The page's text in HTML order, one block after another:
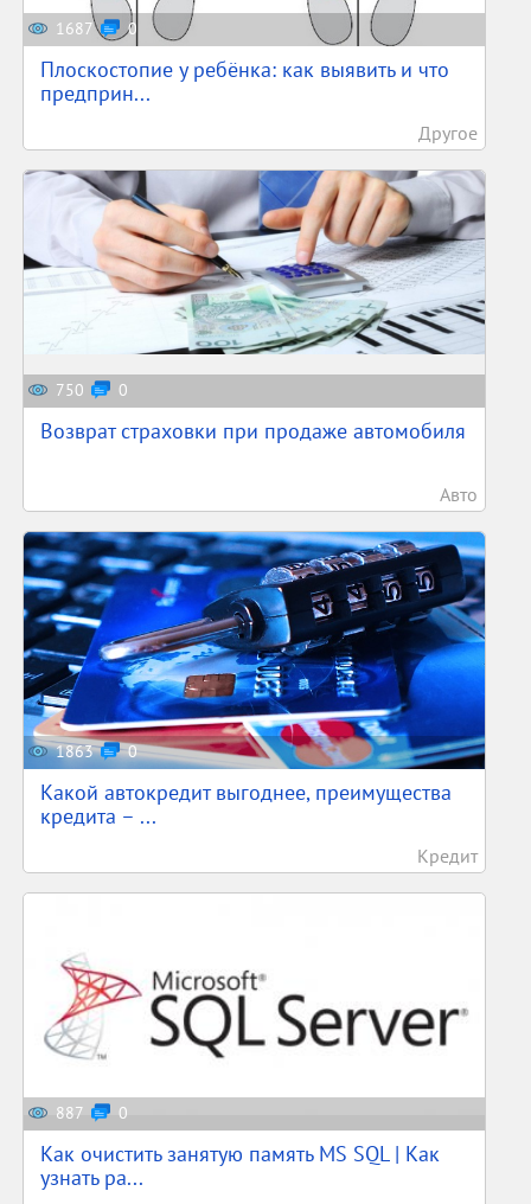
1687 0
Плоскостопие у ребёнка: как выявить и что
предприн...
Другое
750 0
Возврат страховки при продаже автомобиля
Авто
1863 0
Какой автокредит выгоднее, преимущества
кредита – ...
Кредит
887 0
Как очистить занятую память MS SQL | Как
узнать ра...